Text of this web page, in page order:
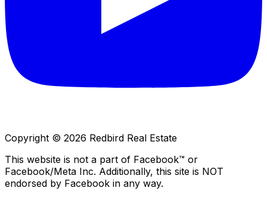
Copyright © 2026 Redbird Real Estate
This website is not a part of Facebook™ or
Facebook/Meta Inc. Additionally, this site is NOT
endorsed by Facebook in any way.